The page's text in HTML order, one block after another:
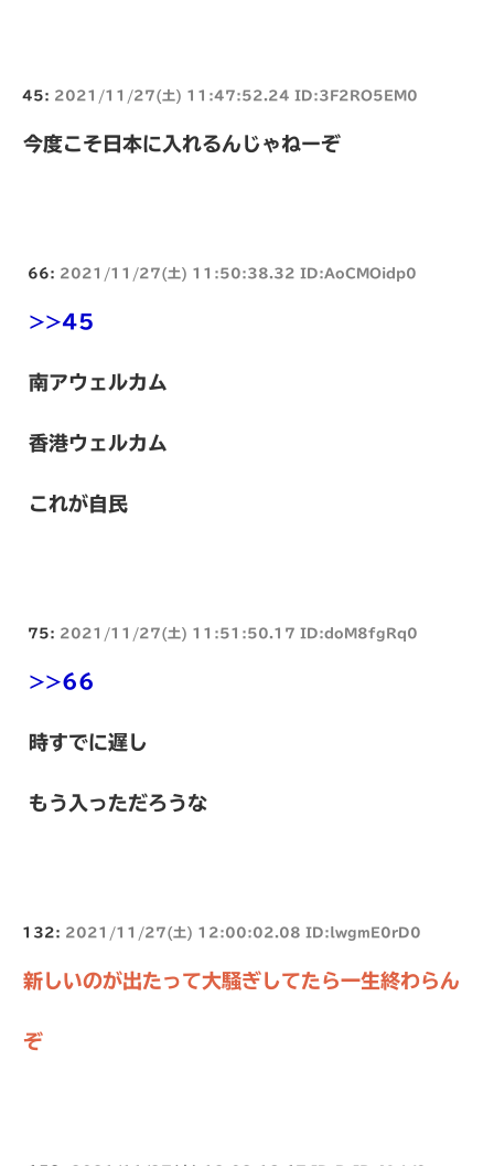
45: 2021/11/27(土) 11:47:52.24 ID:3F2RO5EM0
今度こそ日本に入れるんじゃねーぞ
66: 2021/11/27(土) 11:50:38.32 ID:AoCMOidp0
>>45
南アウェルカム
香港ウェルカム
これが自民
75: 2021/11/27(土) 11:51:50.17 ID:doM8fgRq0
>>66
時すでに遅し
もう入っただろうな
132: 2021/11/27(土) 12:00:02.08 ID:lwgmE0rD0
新しいのが出たって大騒ぎしてたら一生終わらん
ぞ